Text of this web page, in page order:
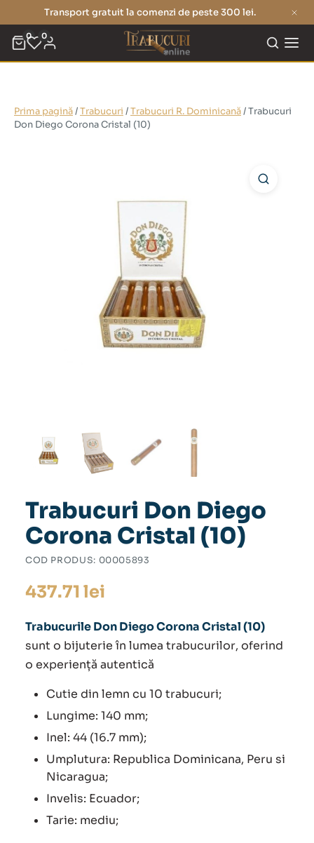
Transport gratuit la comenzi de peste 300 lei.
0 0
Prima pagină/Trabucuri /Trabucuri R. Dominicană/ Trabucuri
Don Diego Corona Cristal (10)
Trabucuri Don Diego
Corona Cristal (10)
COD PRODUS: 00005893
437.71 lei
Trabucurile Don Diego Corona Cristal (10)
sunt o bijuterie în lumea trabucurilor, oferind
o experiență autentică
Cutie din lemn cu 10 trabucuri;
Lungime: 140 mm;
Inel: 44 (16.7 mm);
Umplutura: Republica Dominicana, Peru si
Nicaragua;
Invelis: Ecuador;
Tarie: mediu;